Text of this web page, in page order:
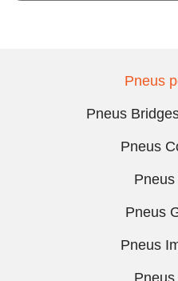
Pneus
Pneus
Pneus
Pneus
Pneus